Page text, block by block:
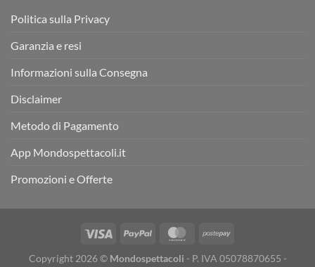
Politica sulla Privacy
Garanzia e resi
Informazioni sulla Consegna
Disclaimer
Metodo di Pagamento
App Mondospettacoli.it
Promozioni e Offerte
Copyright 2026 © Mondospettacoli - P. IVA 05078870655 -